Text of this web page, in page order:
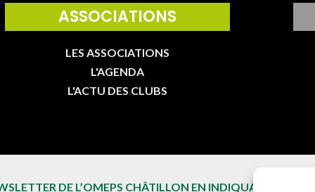
ASSOCIATIONS
LES ASSOCIATIONS
L'AGENDA
L'ACTU DES CLUBS
DE L’OMEPS CHÂTILLON EN INDIQUANT VOTRE